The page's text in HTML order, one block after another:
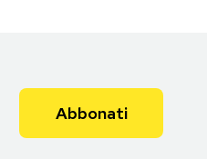
Abbonati